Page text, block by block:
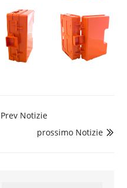
Prev Notizie

prossimo Notizie